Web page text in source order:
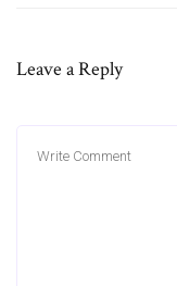
Leave a Reply